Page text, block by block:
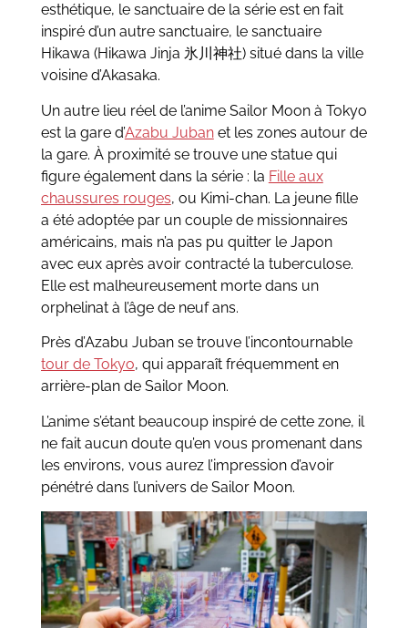
esthétique, le sanctuaire de la série est en fait
inspiré d’un autre sanctuaire, le sanctuaire
Hikawa (Hikawa Jinja 氷川神社) situé dans la ville
voisine d’Akasaka.
Un autre lieu réel de l’anime Sailor Moon à Tokyo
est la gare d’Azabu Jubanet les zones autour de
la gare. À proximité se trouve une statue qui
figure également dans la série : la Fille aux
chaussures rouges, ou Kimi-chan. La jeune fille
a été adoptée par un couple de missionnaires
américains, mais n’a pas pu quitter le Japon
avec eux après avoir contracté la tuberculose.
Elle est malheureusement morte dans un
orphelinat à l’âge de neuf ans.
Près d’Azabu Juban se trouve l’incontournable
tour de Tokyo, qui apparaît fréquemment en
arrière-plan de Sailor Moon.
L’anime s’étant beaucoup inspiré de cette zone, il
ne fait aucun doute qu’en vous promenant dans
les environs, vous aurez l’impression d’avoir
pénétré dans l’univers de Sailor Moon.